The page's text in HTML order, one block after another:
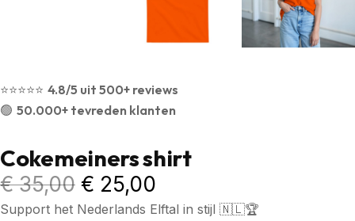
⭐️⭐️⭐️⭐️⭐️ 4.8/5 uit 500+ reviews
🟢 50.000+ tevreden klanten
Cokemeiners shirt
€35,00 € 25,00
Support het Nederlands Elftal in stijl 🇳🇱🏆